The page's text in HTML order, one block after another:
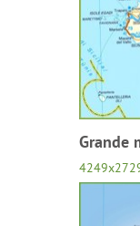
Grande